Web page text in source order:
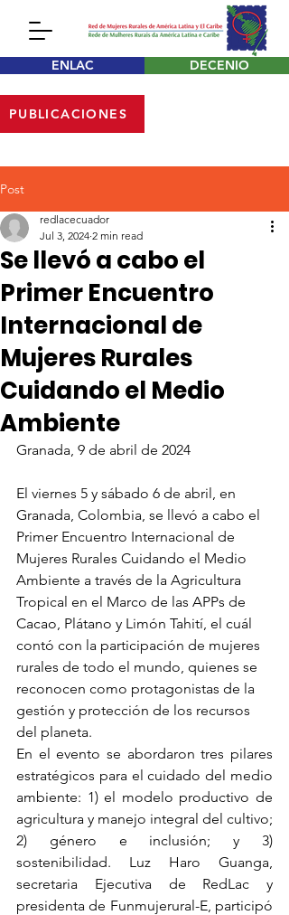
ENLAC DECENIO
PUBLICACIONES
Post
Se llevó a cabo el
Primer Encuentro
Internacional de
Mujeres Rurales
Cuidando el Medio
Ambiente
redlacecuador
Jul 3, 2024 2 min read
Granada, 9 de abril de 2024
El viernes 5 y sábado 6 de abril, en
Granada, Colombia, se llevó a cabo el
Primer Encuentro Internacional de
Mujeres Rurales Cuidando el Medio
Ambiente a través de la Agricultura
Tropical en el Marco de las APPs de
Cacao, Plátano y Limón Tahití, el cuál
contó con la participación de mujeres
rurales de todo el mundo, quienes se
reconocen como protagonistas de la
gestión y protección de los recursos
del planeta.
En el evento se abordaron tres pilares
estratégicos para el cuidado del medio
ambiente: 1) el modelo productivo de
agricultura y manejo integral del cultivo;
2) género e inclusión; y 3)
sostenibilidad. Luz Haro Guanga,
secretaria Ejecutiva de RedLac y
presidenta de Funmujerural-E, participó